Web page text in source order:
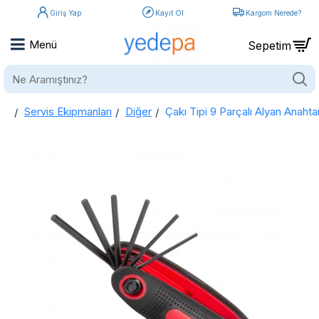
Giriş Yap Kayıt Ol Kargom Nerede?
Ne
home
Servis Ekipmanları Diğer Çakı Tipi 9 Parçalı Alyan